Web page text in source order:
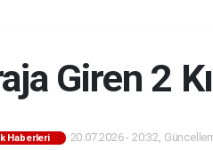
Giren 2
Haberleri 20.07.2026 - 20:32,